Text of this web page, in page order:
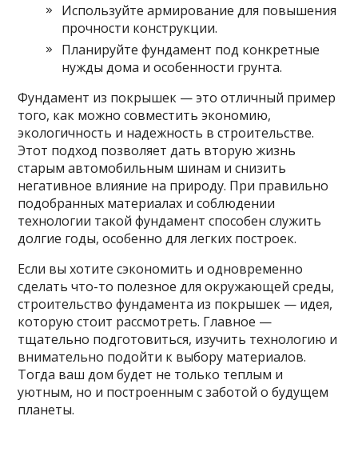
Используйте армирование для повышения
прочности конструкции.
Планируйте фундамент под конкретные
нужды дома и особенности грунта.
Фундамент из покрышек — это отличный пример
того, как можно совместить экономию,
экологичность и надежность в строительстве.
Этот подход позволяет дать вторую жизнь
старым автомобильным шинам и снизить
негативное влияние на природу. При правильно
подобранных материалах и соблюдении
технологии такой фундамент способен служить
долгие годы, особенно для легких построек.
Если вы хотите сэкономить и одновременно
сделать что-то полезное для окружающей среды,
строительство фундамента из покрышек — идея,
которую стоит рассмотреть. Главное —
тщательно подготовиться, изучить технологию и
внимательно подойти к выбору материалов.
Тогда ваш дом будет не только теплым и
уютным, но и построенным с заботой о будущем
планеты.